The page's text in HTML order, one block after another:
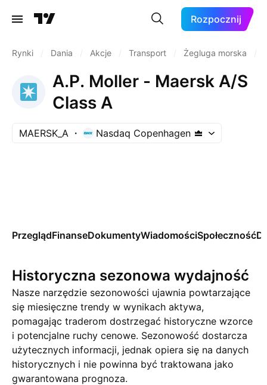
Rozpocznij
Rynki Dania Akcje Transport Żegluga morska
A.P. Moller - Maersk A/S
Class A
MAERSK_A Nasdaq Copenhagen
PrzeglądFinanseDokumentyWiadomościSpołeczność
Historyczna sezonowa wydajność
Nasze narzędzie sezonowości ujawnia powtarzające
się miesięczne trendy w wynikach aktywa,
pomagając traderom dostrzegać historyczne wzorce
i potencjalne ruchy cenowe. Sezonowość dostarcza
użytecznych informacji, jednak opiera się na danych
historycznych i nie powinna być traktowana jako
gwarantowana prognoza.